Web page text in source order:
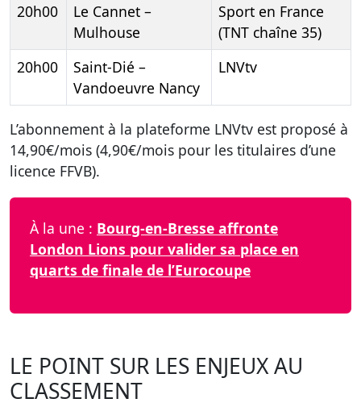
20h00
Le Cannet –
Mulhouse
Sport en France
(TNT chaîne 35)
20h00
Saint-Dié –
Vandoeuvre Nancy
LNVtv
L’abonnement à la plateforme LNVtv est proposé à
14,90€/mois (4,90€/mois pour les titulaires d’une
licence FFVB).
À la une : Bourg-en-Bresse affronte
London Lions pour valider sa place en
quarts de finale de l’Eurocoupe
LE POINT SUR LES ENJEUX AU
CLASSEMENT